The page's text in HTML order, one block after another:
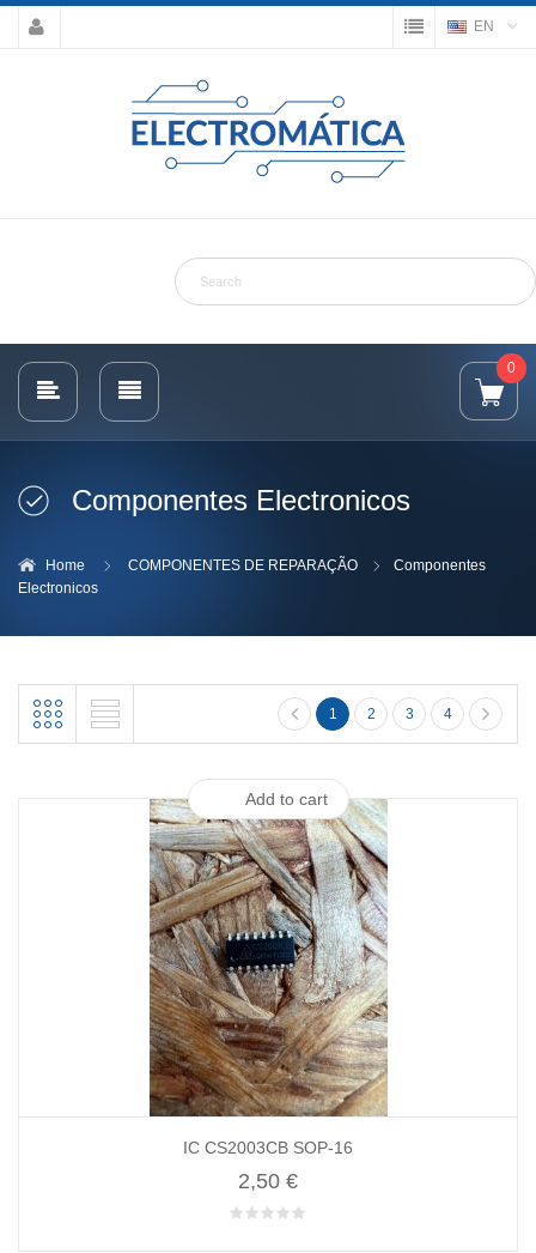
EN
0
Componentes Electronicos
Home COMPONENTES DE REPARAÇÃO
Componentes
Electronicos
1 2 3 4
Add to cart
IC CS2003CB SOP-16
2,50 €